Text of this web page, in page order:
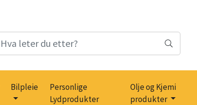
Bilpleie
Personlige
Lydprodukter
Olje og Kjemi
produkter